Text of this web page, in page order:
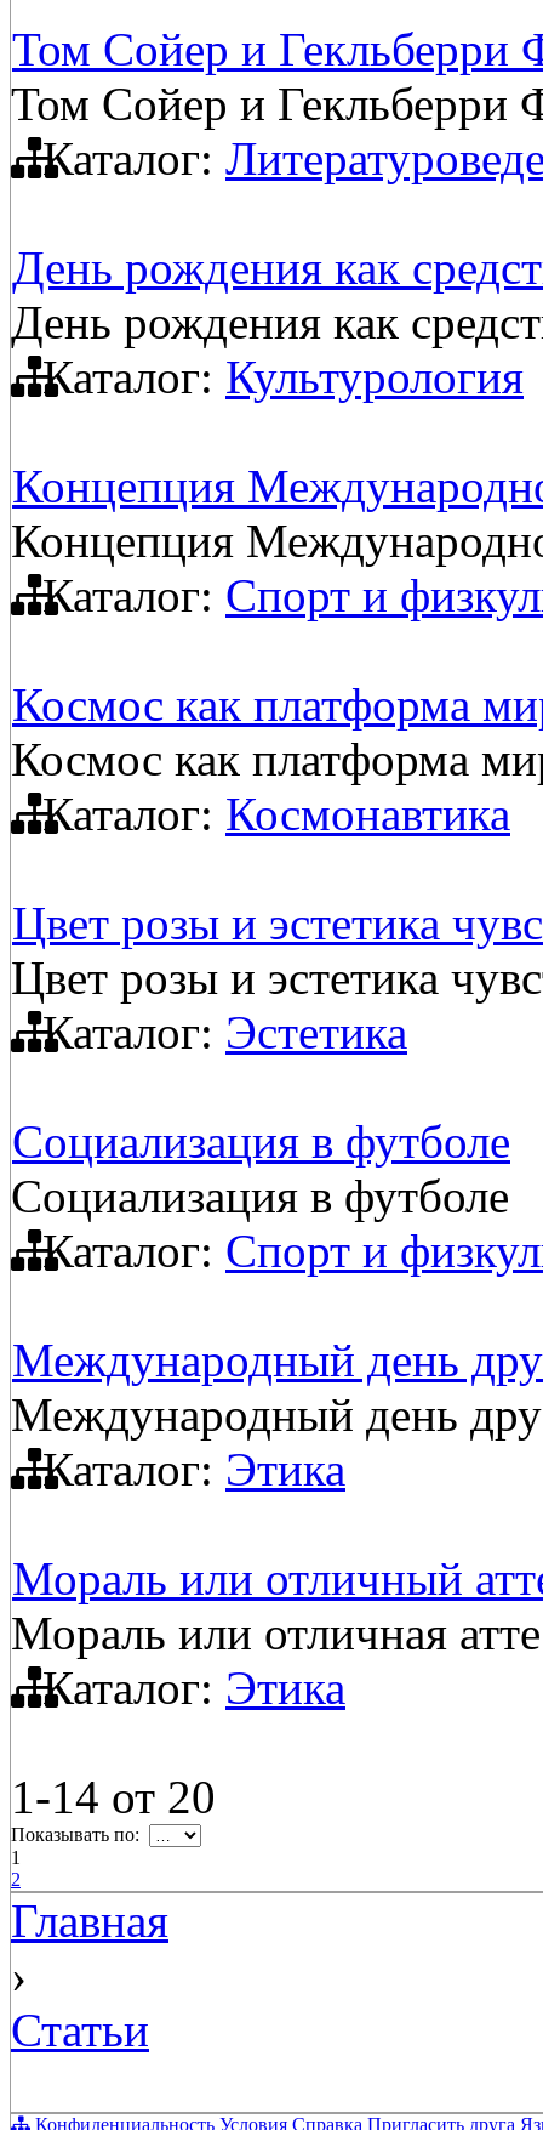
Том Сойер и Гекльберри
Том Сойер и Гекльберри
Каталог:
День рождения как
День рождения как
Каталог: Культурология
Концепция
Концепция
Каталог: Спорт и
Космос как платформа
Космос как платформа
Каталог: Космонавтика
Цвет розы и эстетика
Цвет розы и эстетика
Каталог: Эстетика
Социализация в футболе
Социализация в футболе
Каталог: Спорт и
Международный день
Международный день
Каталог: Этика
Мораль или отличный
Мораль или отличная
Каталог: Этика
1-14 от 20
Показывать по:
1
2
Главная
›
Статьи
Конфиденциальность Условия Справка Пригласить друга